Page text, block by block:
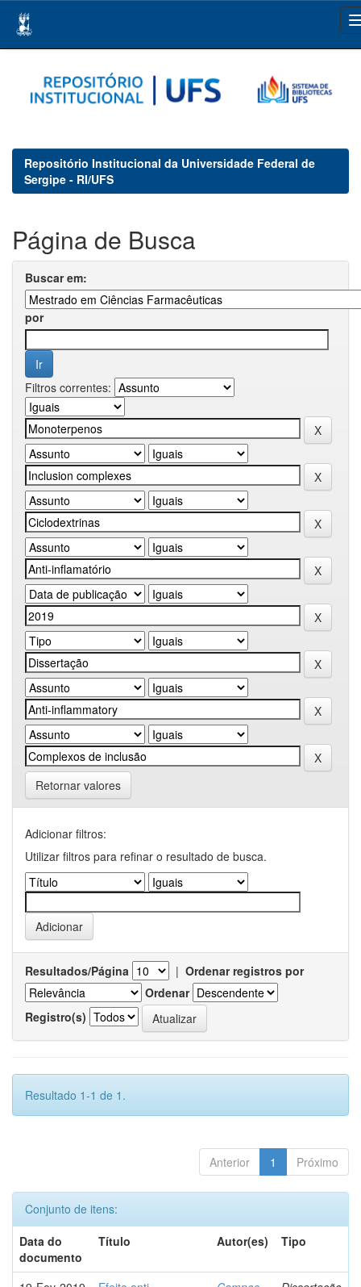
navigation
Repositório Institucional da Universidade Federal de
Sergipe - RI/UFS
Página de Busca
Buscar em:
por
Filtros correntes:
Retornar valores
Adicionar filtros:
Utilizar filtros para refinar o resultado de busca.
Resultados/Página | Ordenar registros por
Ordenar
Registro(s)
Resultado 1-1 de 1.
Anterior 1 Próximo
Conjunto de itens:
Data do
documento
Título Autor(es) Tipo